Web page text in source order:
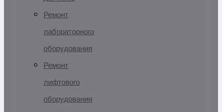
Ремонт
лабораторного
оборудования
Ремонт
лифтового
оборудования